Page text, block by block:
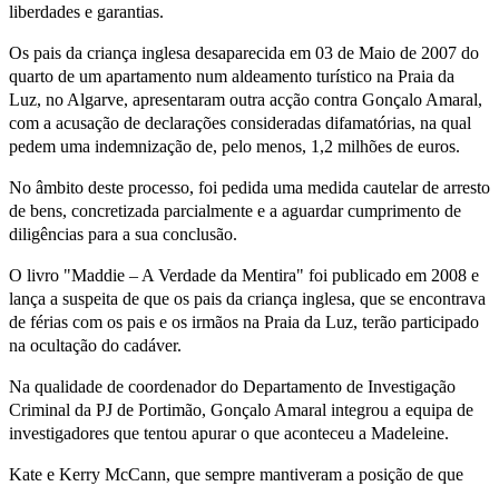
liberdades e garantias.
Os pais da criança inglesa desaparecida em 03 de Maio de 2007 do
quarto de um apartamento num aldeamento turístico na Praia da
Luz, no Algarve, apresentaram outra acção contra Gonçalo Amaral,
com a acusação de declarações consideradas difamatórias, na qual
pedem uma indemnização de, pelo menos, 1,2 milhões de euros.
No âmbito deste processo, foi pedida uma medida cautelar de arresto
de bens, concretizada parcialmente e a aguardar cumprimento de
diligências para a sua conclusão.
O livro "Maddie – A Verdade da Mentira" foi publicado em 2008 e
lança a suspeita de que os pais da criança inglesa, que se encontrava
de férias com os pais e os irmãos na Praia da Luz, terão participado
na ocultação do cadáver.
Na qualidade de coordenador do Departamento de Investigação
Criminal da PJ de Portimão, Gonçalo Amaral integrou a equipa de
investigadores que tentou apurar o que aconteceu a Madeleine.
Kate e Kerry McCann, que sempre mantiveram a posição de que